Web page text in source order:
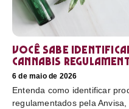
Você sabe
cannabis
6 de maio de 2026
Entenda como identificar
regulamentados pela